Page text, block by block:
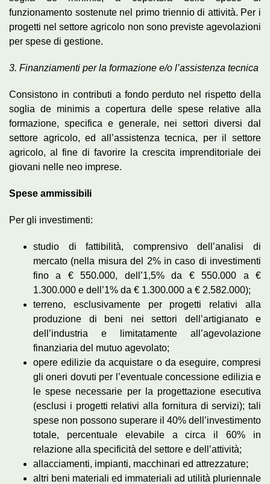
funzionamento sostenute nel primo triennio di attività. Per i
progetti nel settore agricolo non sono previste agevolazioni
per spese di gestione.
3. Finanziamenti per la formazione e/o l’assistenza tecnica
Consistono in contributi a fondo perduto nel rispetto della
soglia de minimis a copertura delle spese relative alla
formazione, specifica e generale, nei settori diversi dal
settore agricolo, ed all’assistenza tecnica, per il settore
agricolo, al fine di favorire la crescita imprenditoriale dei
giovani nelle neo imprese.
Spese ammissibili
Per gli investimenti:
studio di fattibilità, comprensivo dell’analisi di
mercato (nella misura del 2% in caso di investimenti
fino a € 550.000, dell’1,5% da € 550.000 a €
1.300.000 e dell’1% da € 1.300.000 a € 2.582.000);
terreno, esclusivamente per progetti relativi alla
produzione di beni nei settori dell’artigianato e
dell’industria e limitatamente all’agevolazione
finanziaria del mutuo agevolato;
opere edilizie da acquistare o da eseguire, compresi
gli oneri dovuti per l’eventuale concessione edilizia e
le spese necessarie per la progettazione esecutiva
(esclusi i progetti relativi alla fornitura di servizi); tali
spese non possono superare il 40% dell’investimento
totale, percentuale elevabile a circa il 60% in
relazione alla specificità del settore e dell’attività;
allacciamenti, impianti, macchinari ed attrezzature;
altri beni materiali ed immateriali ad utilità pluriennale